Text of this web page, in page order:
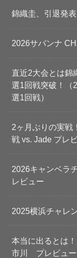
錦織圭、引退発表
2026サバンナ
直近2大会とは錦
選1回戦突破！（
選1回戦）
2ヶ月ぶりの実戦
戦 vs. Jade プレ
2026キャンベラ
レビュー
2025横浜チャレ
本当に出るとは
市川 プレビュー